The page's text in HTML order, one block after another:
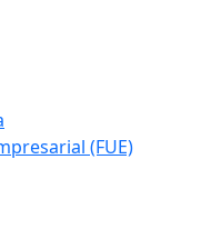
(FUE)